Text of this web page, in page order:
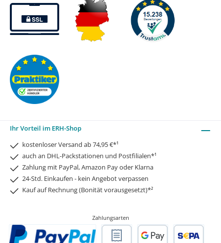
Ihr Vorteil im ERH-Shop
kostenloser Versand ab 74,95 €*¹
auch an DHL-Packstationen und Postfilialen*¹
Zahlung mit PayPal, Amazon Pay oder Klarna
24-Std. Einkaufen - kein Angebot verpassen
Kauf auf Rechnung (Bonität vorausgesetzt)*²
Zahlungsarten